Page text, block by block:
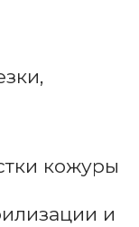
кожуры
и